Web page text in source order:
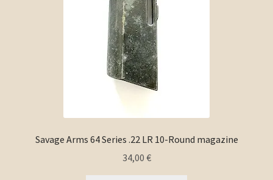
Savage Arms 64 Series .22 LR 10-Round magazine
34,00 €